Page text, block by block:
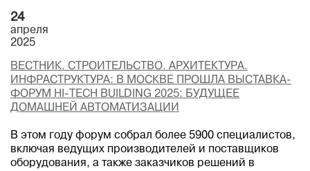
24
апреля
2025
ВЕСТНИК. СТРОИТЕЛЬСТВО. АРХИТЕКТУРА.
ИНФРАСТРУКТУРА: В МОСКВЕ ПРОШЛА ВЫСТАВКА-
ФОРУМ HI-TECH BUILDING 2025: БУДУЩЕЕ
ДОМАШНЕЙ АВТОМАТИЗАЦИИ
В этом году форум собрал более 5900 специалистов,
включая ведущих производителей и поставщиков
оборудования, а также заказчиков решений в